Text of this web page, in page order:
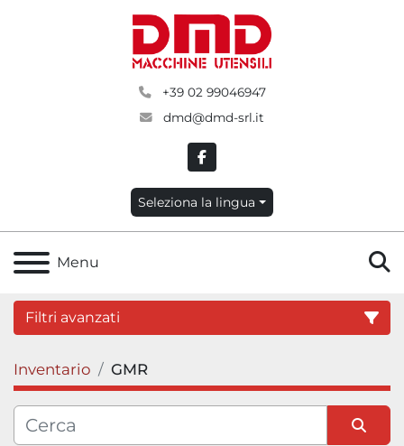
+39 02 99046947
dmd@dmd-srl.it
facebook
Seleziona la lingua
Menu
Filtri avanzati
Categoria
Condizione
Inventario GMR